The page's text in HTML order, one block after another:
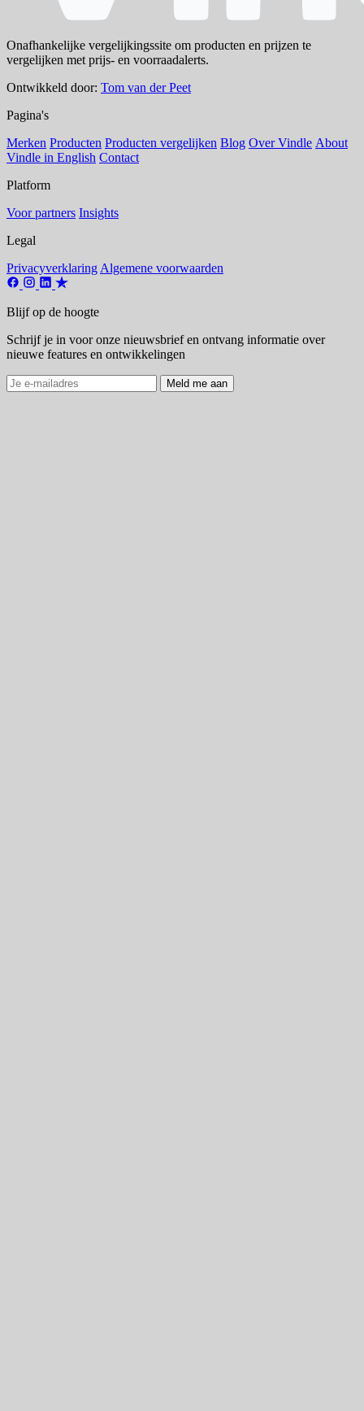
Onafhankelijke vergelijkingssite om producten en prijzen te
vergelijken met prijs- en voorraadalerts.
Ontwikkeld door: Tom van der Peet
Pagina's
Merken Producten Producten vergelijken Blog Over Vindle About
Vindle in English Contact
Platform
Voor partners Insights
Legal
Privacyverklaring Algemene voorwaarden
Blijf op de hoogte
Schrijf je in voor onze nieuwsbrief en ontvang informatie over
nieuwe features en ontwikkelingen
Meld me aan